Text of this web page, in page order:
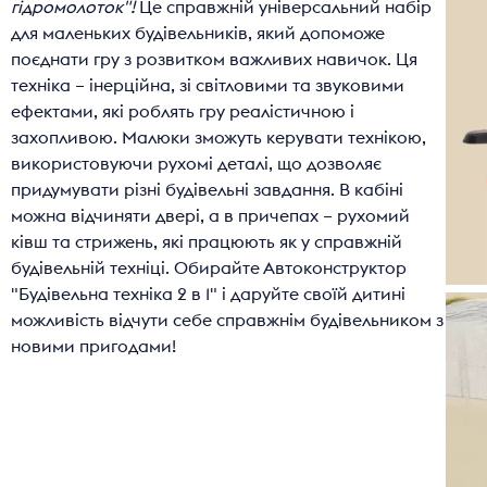
БАСЕЙНИ
ІГРИ НА
гідромолоток"!
Це справжній універсальний набір
для маленьких будівельників, який допоможе
поєднати гру з розвитком важливих навичок. Ця
техніка – інерційна, зі світловими та звуковими
ефектами, які роблять гру реалістичною і
захопливою. Малюки зможуть керувати технікою,
використовуючи рухомі деталі, що дозволяє
придумувати різні будівельні завдання. В кабіні
можна відчиняти двері, а в причепах – рухомий
ківш та стрижень, які працюють як у справжній
будівельній техніці. Обирайте Автоконструктор
"Будівельна техніка 2 в 1" і даруйте своїй дитині
можливість відчути себе справжнім будівельником з
новими пригодами!